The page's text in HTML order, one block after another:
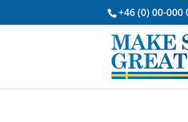
+46 (0) 00-000